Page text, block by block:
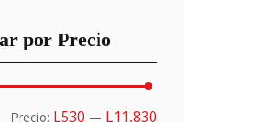
por Precio
Precio: L530 — L11,830